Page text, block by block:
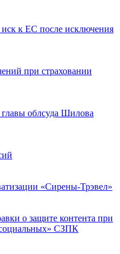
иск к ЕС после исключения
при страховании
облсуда Шилова
«Сирены-Трэвел»
о защите контента при
СЗПК